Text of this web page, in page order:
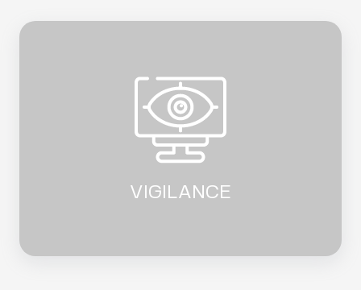
VIGILANCE